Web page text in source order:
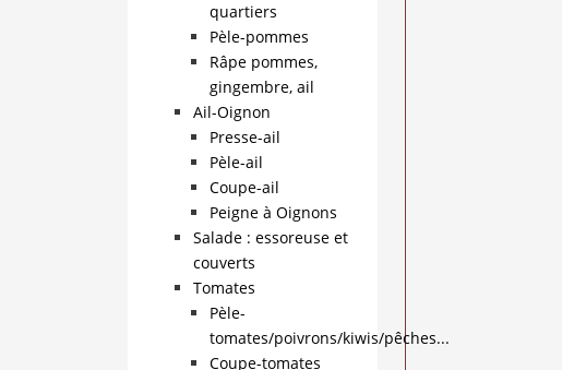
quartiers
Pèle-pommes
Râpe pommes,
gingembre, ail
Ail-Oignon
Presse-ail
Pèle-ail
Coupe-ail
Peigne à Oignons
Salade : essoreuse et
couverts
Tomates
Pèle-
tomates/poivrons/kiwis/pêches...
Coupe-tomates